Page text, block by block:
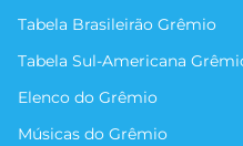
Tabela Brasileirão Grêmio
Tabela Sul-Americana
Elenco do Grêmio
Músicas do Grêmio